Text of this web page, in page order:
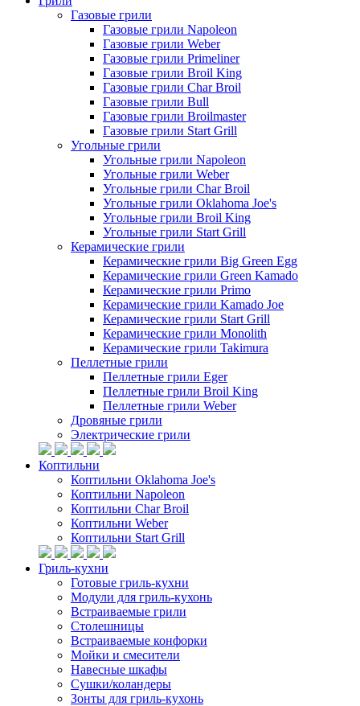
Газовые грили
Газовые грили Napoleon
Газовые грили Weber
Газовые грили Primeliner
Газовые грили Broil King
Газовые грили Char Broil
Газовые грили Bull
Газовые грили Broilmaster
Газовые грили Start Grill
Угольные грили
Угольные грили Napoleon
Угольные грили Weber
Угольные грили Char Broil
Угольные грили Oklahoma Joe's
Угольные грили Broil King
Угольные грили Start Grill
Керамические грили
Керамические грили Big Green Egg
Керамические грили Green Kamado
Керамические грили Primo
Керамические грили Kamado Joe
Керамические грили Start Grill
Керамические грили Monolith
Керамические грили Takimura
Пеллетные грили
Пеллетные грили Eger
Пеллетные грили Broil King
Пеллетные грили Weber
Дровяные грили
Электрические грили
Коптильни
Коптильни Oklahoma Joe's
Коптильни Napoleon
Коптильни Char Broil
Коптильни Weber
Коптильни Start Grill
Гриль-кухни
Готовые гриль-кухни
Модули для гриль-кухонь
Встраиваемые грили
Столешницы
Встраиваемые конфорки
Мойки и смесители
Навесные шкафы
Сушки/коландеры
Зонты для гриль-кухонь